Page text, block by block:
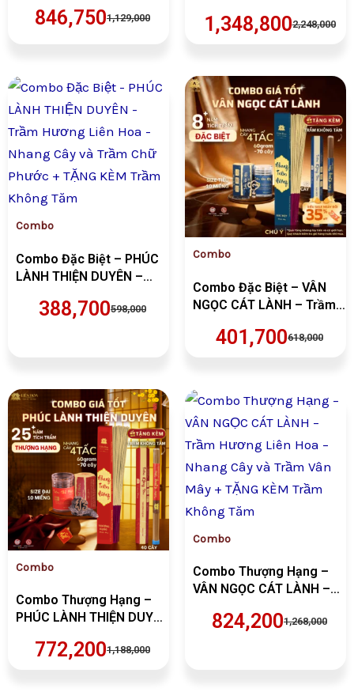
| Trầm Sạch | Thơm 100%
1,129,000
846,750
Thơm | Phong Thủy |
TIỂU – ĐẠI)
2,248,000
1,348,800
Combo
Combo Đặc Biệt – PHÚC
LÀNH THIỆN DUYÊN –
Nhang Cây và Trầm Chữ
598,000
Giá
gốc
VND598,000.
388,700
Giá
hiện
là:
VND388,700.
Combo
Combo Đặc Biệt – VÂN
NGỌC CÁT LÀNH – Trầm
Cây và Trầm Vân Mây +
618,000
Giá
gốc
là:
VND618,000.
401,700
Giá
hiện
tại
là:
VND401,700.
Combo
Combo Thượng Hạng –
PHÚC LÀNH THIỆN DUYÊN
Nhang Cây và Trầm Chữ
1,188,000
Giá
gốc
là:
VND1,188,000.
772,200
Giá
hiện
tại
là:
VND772,200.
Combo
Combo Thượng Hạng –
VÂN NGỌC CÁT LÀNH –
Nhang Cây và Trầm Vân
1,268,000
Giá
gốc
824,200
Giá
hiện
là:
VND824,200.